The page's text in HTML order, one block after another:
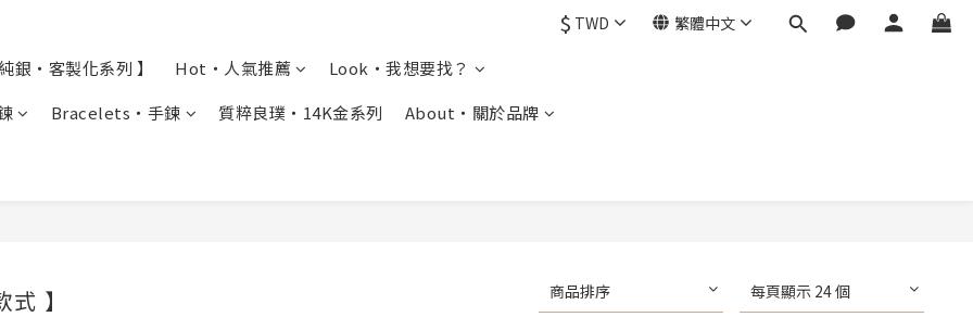
$ TWD 繁體中文
銀・客製化系列 】 Hot・人氣推薦
Look・我想要找？
Bracelets・手鍊 質粹良璞・14K金系列 About・關於品牌
】 商品排序 每頁顯示 24 個